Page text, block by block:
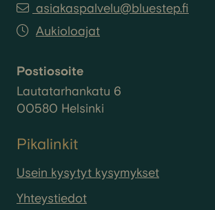
asiakaspalvelu@bluestep.fi
Aukioloajat
Postiosoite
Lautatarhankatu 6
00580 Helsinki
Pikalinkit
Usein kysytyt kysymykset
Yhteystiedot